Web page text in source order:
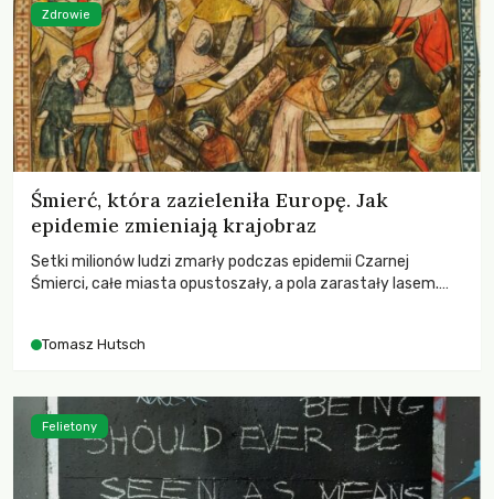
Śmierć, która zazieleniła Europę. Jak
epidemie zmieniają krajobraz
Setki milionów ludzi zmarły podczas epidemii Czarnej
Śmierci, całe miasta opustoszały, a pola zarastały lasem.
największych katastrof w swoich dziejach.
Tomasz Hutsch
Zdrowie
Felietony